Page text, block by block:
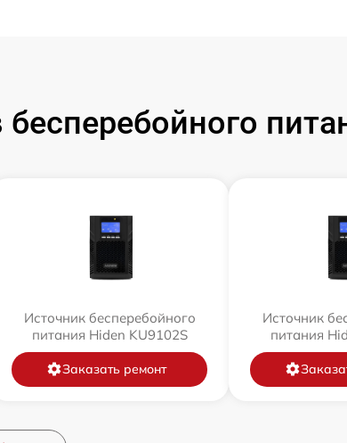
Источник бесперебойного
питания Hiden KU9102S
Заказать ремонт
Источник
питания